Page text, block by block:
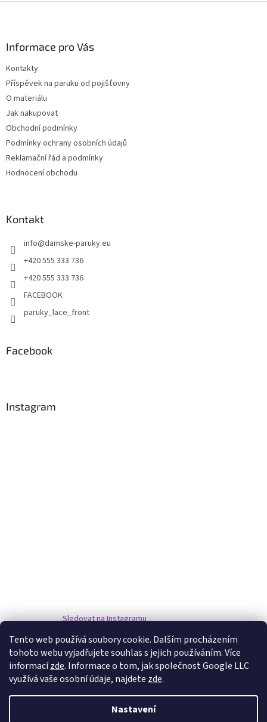
Tento web používá soubory cookie. Dalším procházením
tohoto webu vyjadřujete souhlas s jejich používáním. Více
informacízde. Informace o tom, jak společnost Google LLC
využívá vaše osobní údaje, najdete zde.
Nastavení
Informace pro Vás
Kontakty
Příspěvek na paruku od pojišťovny
O materiálu
Jak nakupovat
Obchodní podmínky
Podmínky ochrany osobních údajů
Reklamační řád a podmínky
Hodnocení obchodu
Kontakt
info@damske-paruky.eu
+420 555 333 736
+420 555 333 736
FACEBOOK
paruky_lace_front
Facebook
Instagram
Sledovat na Instagramu
www.damske-paruky.eu
Vytvořil Shoptet